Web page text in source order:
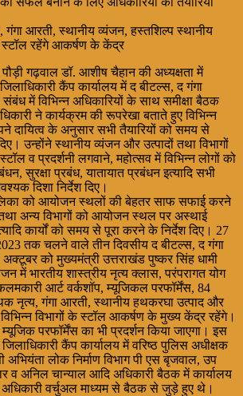
आरती, स्थानीय व्यंजन, हस्तशिल्प स्थानीय
स्टॉल रहेंगे आकर्षण के केंद्र
गढ़वाल डॉ. आशीष चैहान की अध्यक्षता में
कैंप कार्यालय में द बीटल्स, द गंगा
में विभिन्न अधिकारियों के साथ समीक्षा बैठक
ने कार्यक्रम की रूपरेखा बताते हुए विभिन्न
दायित्व के अनुसार सभी तैयारियों को समय से
उन्होंने स्थानीय व्यंजन और उत्पादों तथा विभागों
व प्रदर्शनी लगवाने, महोत्सव में विभिन्न लोगों को
सुरक्षा प्रबंध, यातायात प्रबंधन इत्यादि सभी
दिशा निर्देश दिए।
को आयोजन स्थलों की बेहतर साफ सफाई करने
अन्य विभागों को आयोजन स्थल पर अस्थाई
कार्यों को समय से पूरा करने के निर्देश दिए। 27
तक चलने वाले तीन दिवसीय द बीटल्स, द गंगा
को मुख्यमंत्री उत्तराखंड पुष्कर सिंह धामी
में भारतीय शास्त्रीय नृत्य क्लास, परंपरागत योग
आर्ट वर्कशॉप, म्यूजिकल परफॉर्मेंस, 84
नृत्य, गंगा आरती, स्थानीय हथकरघा उत्पाद और
विभागों के स्टॉल आकर्षण के मुख्य केंद्र रहेंगे।
म्यूजिक परफॉर्मेंस का भी प्रदर्शन किया जाएगा। इस
कैंप कार्यालय में वरिष्ठ पुलिस अधीक्षक
अभियंता लोक निर्माण विभाग पी एस बृजवाल, उप
व अनिल चान्याल आदि अधिकारी बैठक में कार्यालय
वर्चुअल माध्यम से बैठक से जुड़े हुए थे।